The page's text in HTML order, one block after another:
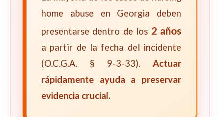
home abuse en Georgia deben
presentarse dentro de los 2 años
a partir de la fecha del incidente
(O.C.G.A. § 9-3-33). Actuar
rápidamente ayuda a preservar
evidencia crucial.